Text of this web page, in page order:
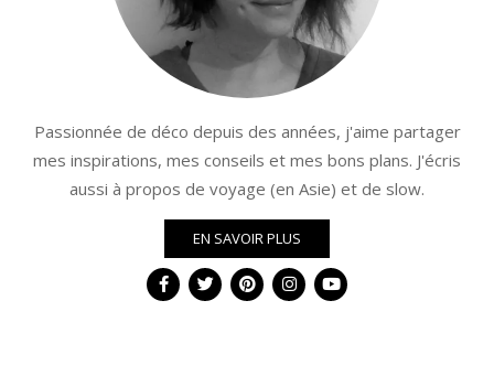
Passionnée de déco depuis des années, j'aime partager
mes inspirations, mes conseils et mes bons plans. J'écris
aussi à propos de voyage (en Asie) et de slow.
EN SAVOIR PLUS